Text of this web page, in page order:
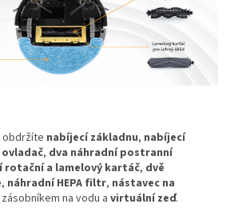
obdržíte nabíjecí základnu, nabíjecí
, dva náhradní postranní
rotační a lamelový kartáč, dvě
, náhradní HEPA filtr, nástavec na
na vodu a virtuální zeď.